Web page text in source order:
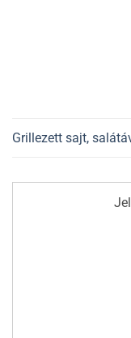
Grillezett sajt,